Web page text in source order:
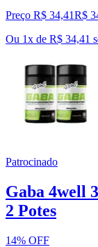
Preço R$ 34,41R$
Ou 1x de R$ 34,41
Patrocinado
Gaba 4well
2 Potes
14% OFF